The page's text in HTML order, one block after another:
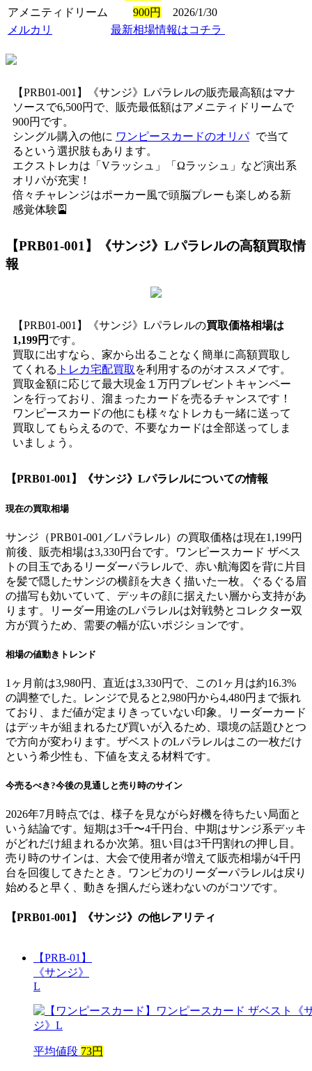
アメニティドリーム
900円
2026/1/30
メルカリ
最新相場情報はコチラ
【PRB01-001】《サンジ》Lパラレルの販売最高額はマナ
ソースで6,500円で、販売最低額はアメニティドリームで
900円です。
シングル購入の他に ワンピースカードのオリパ で当て
るという選択肢もあります。
エクストレカは「Vラッシュ」「Ωラッシュ」など演出系
オリパが充実！
倍々チャレンジはポーカー風で頭脳プレーも楽しめる新
感覚体験🎴
【PRB01-001】《サンジ》Lパラレルの高額買取情
報
【PRB01-001】《サンジ》Lパラレルの買取価格相場は
1,199円 です。
買取に出すなら、家から出ることなく簡単に高額買取し
てくれる トレカ宅配買取 を利用するのがオススメです。
買取金額に応じて最大現金１万円プレゼントキャンペー
ンを行っており、溜まったカードを売るチャンスです！
ワンピースカードの他にも様々なトレカも一緒に送って
買取してもらえるので、不要なカードは全部送ってしま
いましょう。
【PRB01-001】《サンジ》Lパラレルについての情報
現在の買取相場
サンジ（PRB01-001／Lパラレル）の買取価格は現在1,199円
前後、販売相場は3,330円台です。ワンピースカード ザベス
トの目玉であるリーダーパラレルで、赤い航海図を背に片目
を髪で隠したサンジの横顔を大きく描いた一枚。ぐるぐる眉
の描写も効いていて、デッキの顔に据えたい層から支持があ
ります。リーダー用途のLパラレルは対戦勢とコレクター双
方が買うため、需要の幅が広いポジションです。
相場の値動きトレンド
1ヶ月前は3,980円、直近は3,330円で、この1ヶ月は約16.3%
の調整でした。レンジで見ると2,980円から4,480円まで振れ
ており、まだ値が定まりきっていない印象。リーダーカード
はデッキが組まれるたび買いが入るため、環境の話題ひとつ
で方向が変わります。ザベストのLパラレルはこの一枚だけ
という希少性も、下値を支える材料です。
今売るべき?今後の見通しと売り時のサイン
2026年7月時点では、様子を見ながら好機を待ちたい局面と
いう結論です。短期は3千〜4千円台、中期はサンジ系デッキ
がどれだけ組まれるか次第。狙い目は3千円割れの押し目。
売り時のサインは、大会で使用者が増えて販売相場が4千円
台を回復してきたとき。ワンピカのリーダーパラレルは戻り
始めると早く、動きを掴んだら迷わないのがコツです。
【PRB01-001】《サンジ》 の他レアリティ
【PRB-01】
《サンジ》
L
平均値段 73円